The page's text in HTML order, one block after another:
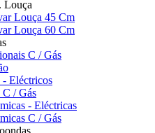
Louça
Louça 45 Cm
Louça 60 Cm
C / Gás
Eléctricos
/ Gás
- Eléctricas
C / Gás